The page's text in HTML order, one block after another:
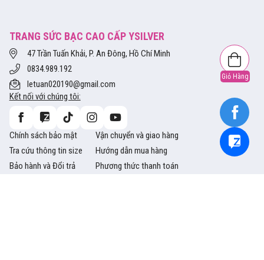
Giỏ Hàng
TRANG SỨC BẠC CAO CẤP YSILVER
47 Trần Tuấn Khải, P. An Đông, Hồ Chí Minh
0834.989.192
letuan020190@gmail.com
Kết nối với chúng tôi:
Chính sách bảo mật
Vận chuyển và giao hàng
Tra cứu thông tin size
Hướng dẫn mua hàng
Bảo hành và Đổi trả
Phương thức thanh toán